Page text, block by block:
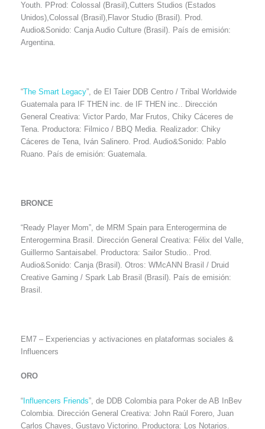
Youth. PProd: Colossal (Brasil),Cutters Studios (Estados
Unidos),Colossal (Brasil),Flavor Studio (Brasil). Prod.
Audio&Sonido: Canja Audio Culture (Brasil). País de emisión:
Argentina.
“The Smart Legacy”, de El Taier DDB Centro / Tribal Worldwide
Guatemala para IF THEN inc. de IF THEN inc.. Dirección
General Creativa: Victor Pardo, Mar Frutos, Chiky Cáceres de
Tena. Productora: Filmico / BBQ Media. Realizador: Chiky
Cáceres de Tena, Iván Salinero. Prod. Audio&Sonido: Pablo
Ruano. País de emisión: Guatemala.
BRONCE
“Ready Player Mom”, de MRM Spain para Enterogermina de
Enterogermina Brasil. Dirección General Creativa: Félix del Valle,
Guillermo Santaisabel. Productora: Sailor Studio.. Prod.
Audio&Sonido: Canja (Brasil). Otros: WMcANN Brasil / Druid
Creative Gaming / Spark Lab Brasil (Brasil). País de emisión:
Brasil.
EM7 – Experiencias y activaciones en plataformas sociales &
Influencers
ORO
“ Influencers Friends”, de DDB Colombia para Poker de AB InBev
Colombia. Dirección General Creativa: John Raúl Forero, Juan
Carlos Chaves, Gustavo Victorino. Productora: Los Notarios.